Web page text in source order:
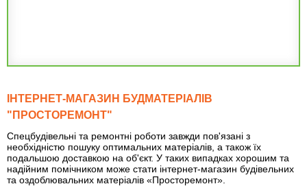
ІНТЕРНЕТ-МАГАЗИН БУДМАТЕРІАЛІВ
"ПРОСТОРЕМОНТ"
Спецбудівельні та ремонтні роботи завжди пов'язані з
необхідністю пошуку оптимальних матеріалів, а також їх
подальшою доставкою на об'єкт. У таких випадках хорошим та
надійним помічником може стати інтернет-магазин будівельних
та оздоблювальних матеріалів «Просторемонт».